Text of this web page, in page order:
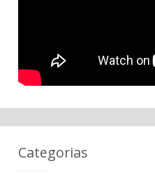
Categorias